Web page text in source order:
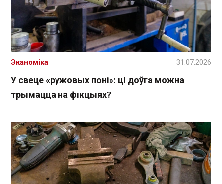
У свеце «ружовых поні»: ці доўга можна
трымацца на фікцыях?
Эканоміка 31.07.2026